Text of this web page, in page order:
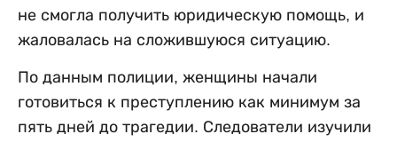
не смогла получить юридическую помощь, и
жаловалась на сложившуюся ситуацию.
По данным полиции, женщины начали
готовиться к преступлению как минимум за
пять дней до трагедии. Следователи изучили